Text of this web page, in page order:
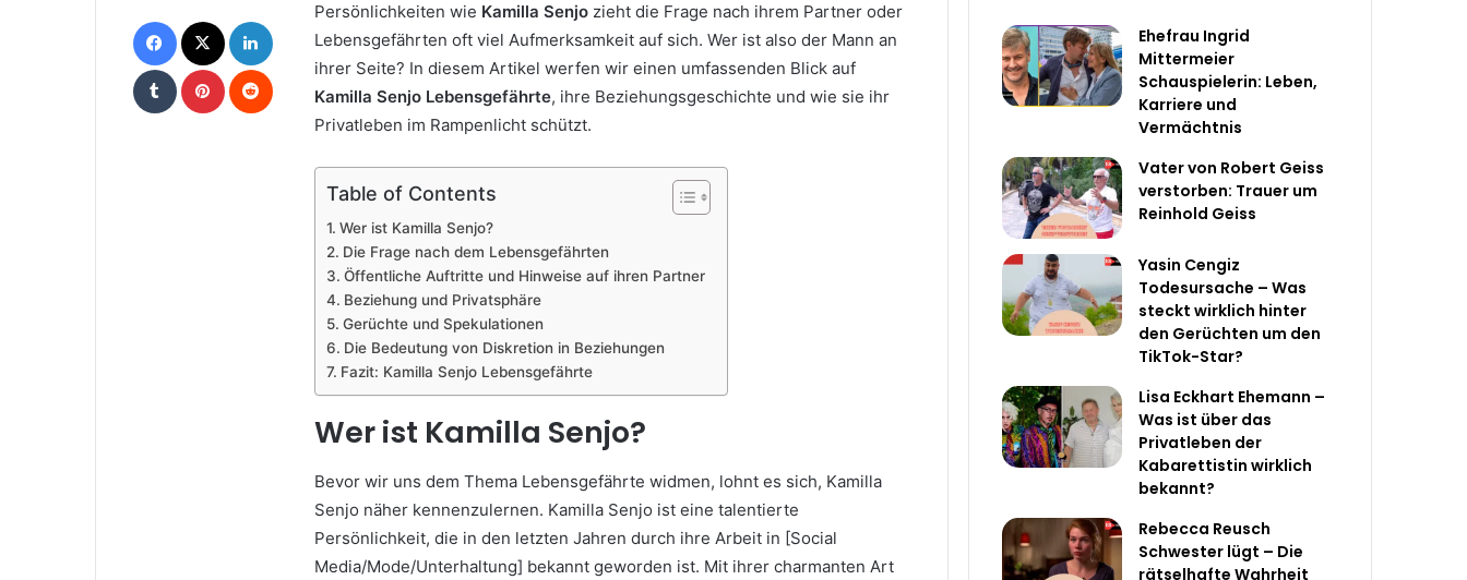
Persönlichkeiten wie Kamilla Senjo zieht die Frage nach ihrem Partner oder
Lebensgefährten oft viel Aufmerksamkeit auf sich. Wer ist also der Mann an
ihrer Seite? In diesem Artikel werfen wir einen umfassenden Blick auf
Kamilla Senjo Lebensgefährte, ihre Beziehungsgeschichte und wie sie ihr
Privatleben im Rampenlicht schützt.
Table of Contents
Wer ist Kamilla Senjo?
Die Frage nach dem Lebensgefährten
Öffentliche Auftritte und Hinweise auf ihren Partner
Beziehung und Privatsphäre
Gerüchte und Spekulationen
Die Bedeutung von Diskretion in Beziehungen
Fazit: Kamilla Senjo Lebensgefährte
Wer ist Kamilla Senjo?
Bevor wir uns dem Thema Lebensgefährte widmen, lohnt es sich, Kamilla
Senjo näher kennenzulernen. Kamilla Senjo ist eine talentierte
Persönlichkeit, die in den letzten Jahren durch ihre Arbeit in [Social
Media/Mode/Unterhaltung] bekannt geworden ist. Mit ihrer charmanten Art
Facebook LinkedIn
Tumblr Pinterest
Ehefrau Ingrid
Mittermeier
Schauspielerin: Leben,
Karriere und
Vermächtnis
Vater von Robert Geiss
verstorben: Trauer um
Reinhold Geiss
Yasin Cengiz
Todesursache – Was
steckt wirklich hinter
den Gerüchten um den
TikTok-Star?
Lisa Eckhart Ehemann –
Was ist über das
Privatleben der
Kabarettistin wirklich
bekannt?
Rebecca Reusch
Schwester lügt – Die
rätselhafte Wahrheit